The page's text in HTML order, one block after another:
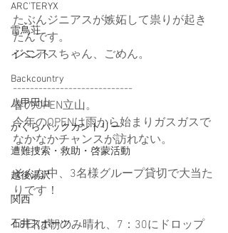
ARC'TERYX
雷鳥荘
イベント
Backcountry
八甲田山
かぐらバックカントリー
遭難捜索・救助・啓蒙活動
越後湯沢
関西
石井スポーツ
たぶんジニアスが嫉妬して祟りが起き
たんです。
ジニアスちゃん、ごめん。
----------------------------
春のOPEN立山。
今年のOPENは雨から始まりガスガスで
なかなかチャンスが訪れない。
そんな中、3名様グループ貸切で大当た
りです！
18日は朝のみ晴れ、7：30にドロップ